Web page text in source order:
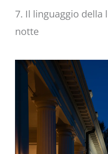
7. Il linguaggio della
notte